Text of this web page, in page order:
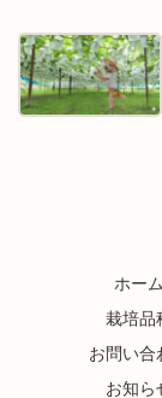
ホーム
栽培品
お問い合
お知ら